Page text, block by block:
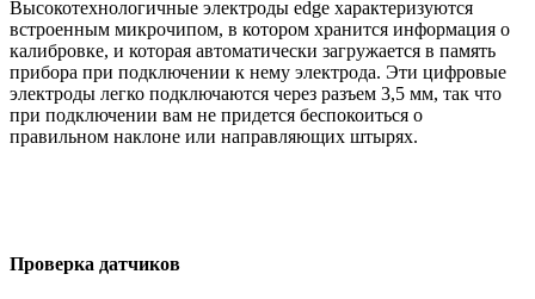
Высокотехнологичные электроды edge характеризуются
встроенным микрочипом, в котором хранится информация о
калибровке, и которая автоматически загружается в память
прибора при подключении к нему электрода. Эти цифровые
электроды легко подключаются через разъем 3,5 мм, так что
при подключении вам не придется беспокоиться о
правильном наклоне или направляющих штырях.
Проверка датчиков